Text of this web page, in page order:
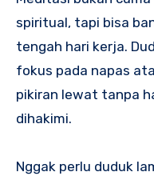
spiritual, tapi bisa
tengah hari kerja.
fokus pada napas
pikiran lewat tanpa
dihakimi.
Nggak perlu duduk